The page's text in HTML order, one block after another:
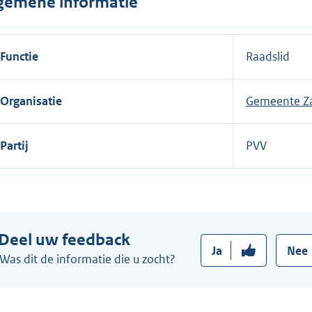
n
e
n
:
Functie Raadslid
Organisatie Gemeente
Partij PVV
uw feedback
Was dit de informatie die u zocht?
Ja Nee